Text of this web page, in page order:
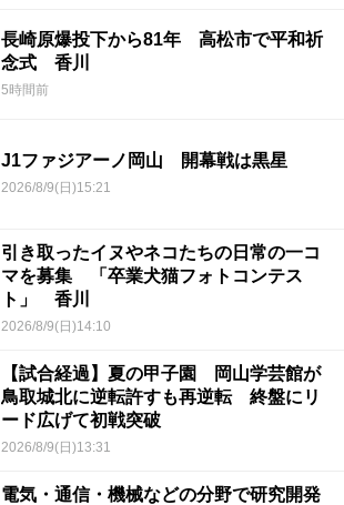
長崎原爆投下から81年 高松市で平和祈
念式 香川
5時間前
J1ファジアーノ岡山 開幕戦は黒星
2026/8/9(日)15:21
引き取ったイヌやネコたちの日常の一コ
マを募集 「卒業犬猫フォトコンテス
ト」 香川
2026/8/9(日)14:10
【試合経過】夏の甲子園 岡山学芸館が
鳥取城北に逆転許すも再逆転 終盤にリ
ード広げて初戦突破
2026/8/9(日)13:31
電気・通信・機械などの分野で研究開発